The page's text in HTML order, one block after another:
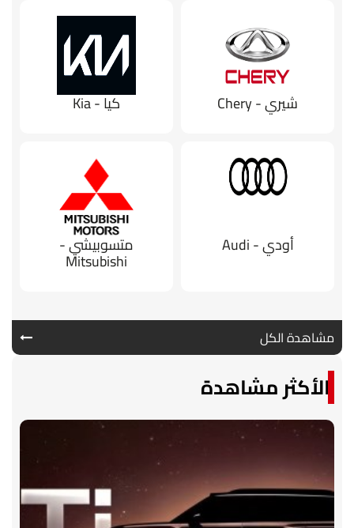
شيري - Chery كيا - Kia
أودي - Audi متسوبيشي -
Mitsubishi
مشاهدة الكل
الأكثر مشاهدة